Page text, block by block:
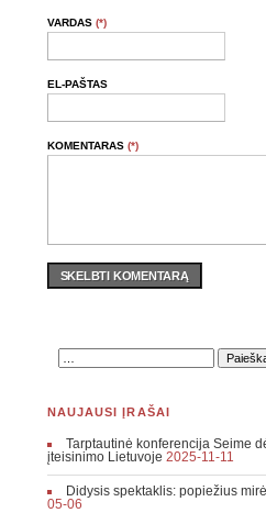
VARDAS (*)
EL-PAŠTAS
KOMENTARAS (*)
SKELBTI KOMENTARĄ
NAUJAUSI ĮRAŠAI
Tarptautinė konferencija Seime
įteisinimo Lietuvoje 2025-11-11
Didysis spektaklis: popiežius
05-06